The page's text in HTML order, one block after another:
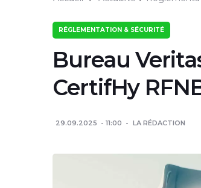
RÉGLEMENTATION & SÉCURITÉ
Bureau
CertifHy
29.09.2025 11:00 LA RÉDACTION